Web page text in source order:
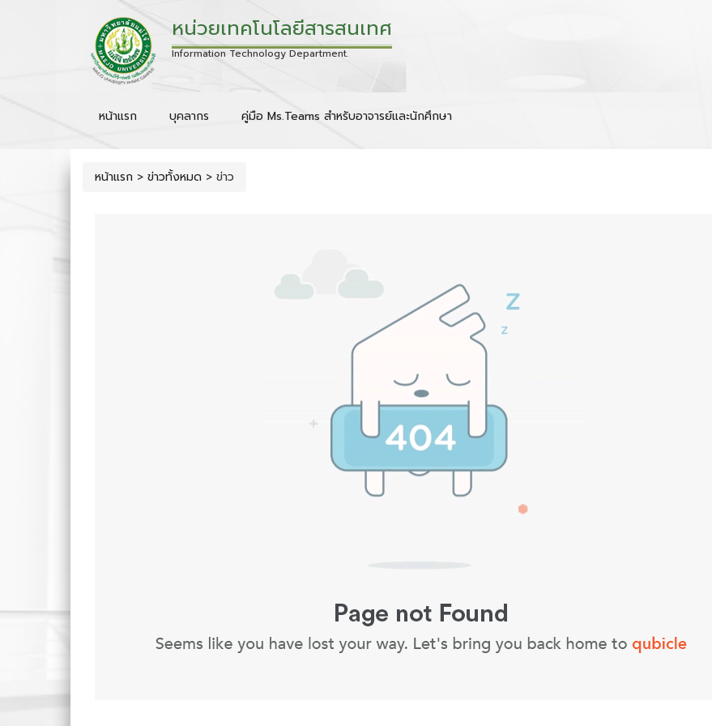
หน่วยเทคโนโลยีสารสนเทศ
Information Technology Department.
หน้าแรก บุคลากร คู่มือ Ms.Teams สำหรับอาจารย์และนักศึกษา
หน้าแรก > ข่าวทั้งหมด > ข่าว